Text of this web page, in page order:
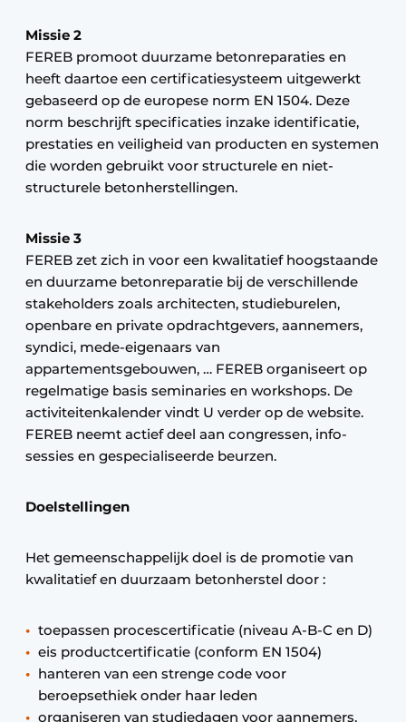
Missie 2
FEREB promoot duurzame betonreparaties en
heeft daartoe een certificatiesysteem uitgewerkt
gebaseerd op de europese norm EN 1504. Deze
norm beschrijft specificaties inzake identificatie,
prestaties en veiligheid van producten en systemen
die worden gebruikt voor structurele en niet-
structurele betonherstellingen.
Missie 3
FEREB zet zich in voor een kwalitatief hoogstaande
en duurzame betonreparatie bij de verschillende
stakeholders zoals architecten, studieburelen,
openbare en private opdrachtgevers, aannemers,
syndici, mede-eigenaars van
appartementsgebouwen, … FEREB organiseert op
regelmatige basis seminaries en workshops. De
activiteitenkalender vindt U verder op de website.
FEREB neemt actief deel aan congressen, info-
sessies en gespecialiseerde beurzen.
Doelstellingen
Het gemeenschappelijk doel is de promotie van
kwalitatief en duurzaam betonherstel door :
toepassen procescertificatie (niveau A-B-C en D)
eis productcertificatie (conform EN 1504)
hanteren van een strenge code voor
beroepsethiek onder haar leden
organiseren van studiedagen voor aannemers,